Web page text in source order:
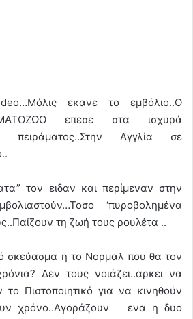
εκανε το εμβόλιο..Ο
επεσε στα ισχυρά
πειράματος..Στην Αγγλία σε
τον ειδαν και περίμεναν στην
‘πυροβολημένα
τη ζωή τους ρουλέτα ..
σκεύασμα η το Νορμαλ που θα τον
Δεν τους νοιάζει..αρκει να
Πιστοποιητικό για να κινηθούν
χρόνο..Αγοράζουν ενα η δυο